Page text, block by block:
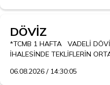
DÖVİZ
*TCMB 1 HAFTA   VADELİ
İHALESİNDE TEKLİFLERİN
06.08.2026 / 14:30:05